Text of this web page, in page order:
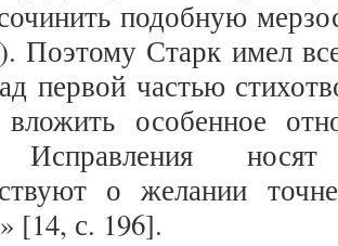
подобную
Поэтому Старк имел
первой частью
особенное
о желании
[14, с. 196].